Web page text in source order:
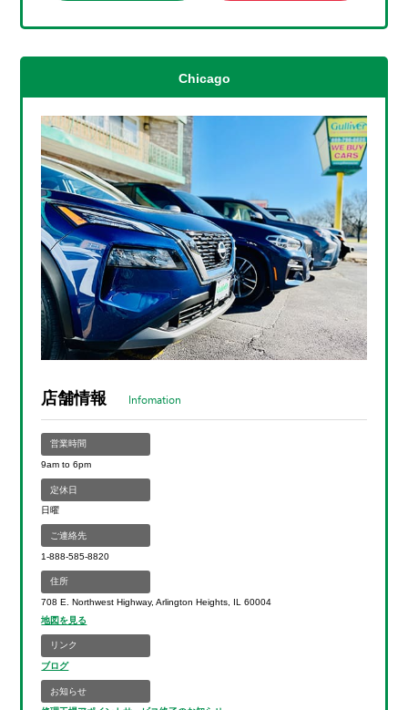
Chicago
店舗情報 Infomation
営業時間
9am to 6pm
定休日
日曜
ご連絡先
1-888-585-8820
住所
708 E. Northwest Highway, Arlington Heights, IL 60004
地図を見る
リンク
ブログ
お知らせ